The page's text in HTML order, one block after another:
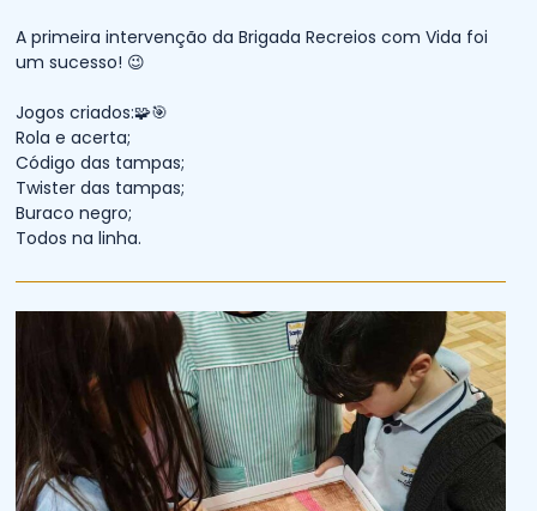
A primeira intervenção da Brigada Recreios com Vida foi
um sucesso! 😉
Jogos criados:🧩🎯
Rola e acerta;
Código das tampas;
Twister das tampas;
Buraco negro;
Todos na linha.